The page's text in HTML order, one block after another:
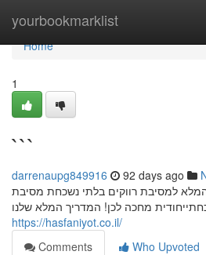
yourbookmarklist
Home
Home
1
```
darrenaupg849916 92 days ago
למסיבת רווקים בלתי נשכחת מסיבת
מחכה לכן! המדריך המלא שלנו
https://hasfaniyot.co.il/
Comments
Who Upvoted